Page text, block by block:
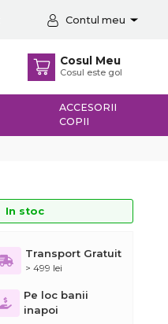
Contul meu
Cosul Meu
Cosul este gol
ACCESORII
COPII
In stoc
Transport Gratuit
> 499 lei
Pe loc banii
inapoi